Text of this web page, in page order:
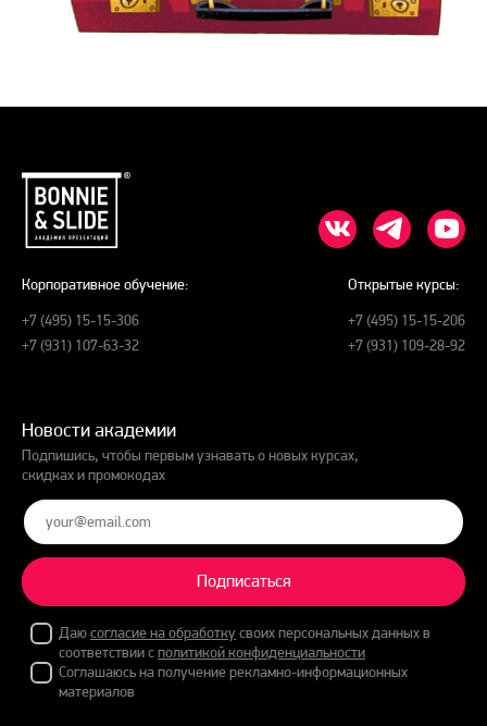
Корпоративное обучение:
+7 (495) 15-15-306
+7 (931) 107-63-32
Открытые курсы:
+7 (495) 15-15-206
+7 (931) 109-28-92
Новости академии
Подпишись, чтобы первым узнавать о новых курсах,
скидках и промокодах
Подписаться
Даюсогласие на обработкусвоих персональных данных в
соответствии сполитикой конфиденциальности
Соглашаюсь на получение рекламно-информационных
материалов